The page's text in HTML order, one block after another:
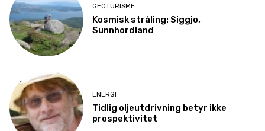
GEOTURISME
Kosmisk stråling: Siggjo,
Sunnhordland
ENERGI
Tidlig oljeutdrivning betyr ikke
prospektivitet